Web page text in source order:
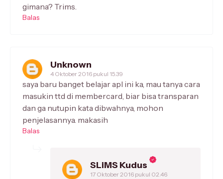
gimana? Trims.
Balas
Unknown
4 Oktober 2016 pukul 15.39
saya baru banget belajar apl ini ka, mau tanya cara
masukin ttd di membercard, biar bisa transparan
dan ga nutupin kata dibwahnya, mohon
penjelasannya. makasih
Balas
SLiMS Kudus
17 Oktober 2016 pukul 02.46